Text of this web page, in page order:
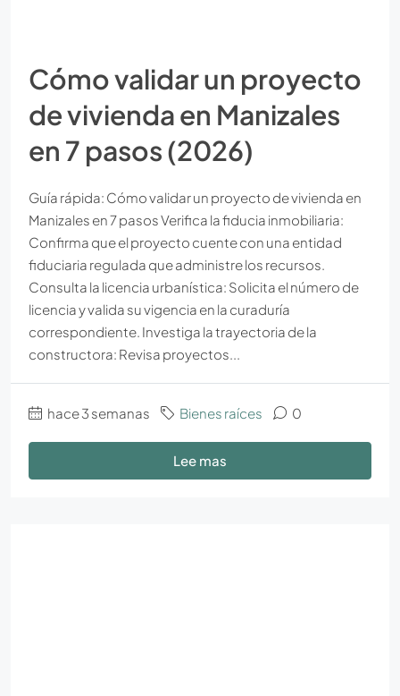
Cómo validar un proyecto
de vivienda en Manizales
en 7 pasos (2026)
Guía rápida: Cómo validar un proyecto de vivienda en
Manizales en 7 pasos Verifica la fiducia inmobiliaria:
Confirma que el proyecto cuente con una entidad
fiduciaria regulada que administre los recursos.
Consulta la licencia urbanística: Solicita el número de
licencia y valida su vigencia en la curaduría
correspondiente. Investiga la trayectoria de la
constructora: Revisa proyectos...
hace 3 semanas Bienes raíces 0
Lee mas